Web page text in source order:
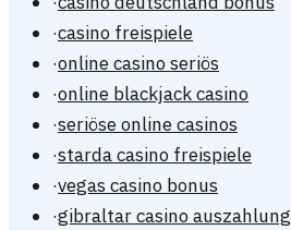
·casino freispiele
·online casino seriös
·online blackjack casino
·seriöse online casinos
·starda casino freispiele
·vegas casino bonus
·gibraltar casino auszahlung